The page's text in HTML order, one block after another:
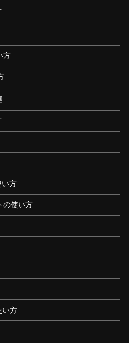
方
い方
の使い方
い方